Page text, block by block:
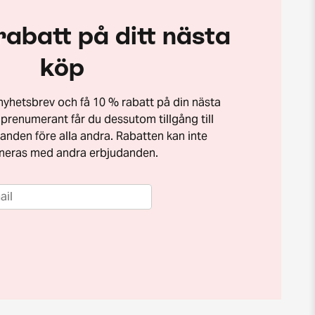
på ditt nästa
köp
och få 10 % rabatt på din nästa
får du dessutom tillgång till
före alla andra. Rabatten kan inte
med andra erbjudanden.